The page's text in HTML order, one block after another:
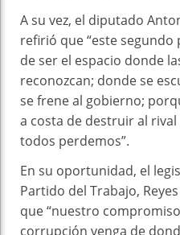
A su vez, el diputado
refirió que “este
de ser el espacio donde
reconozcan; donde se
se frene al gobierno;
a costa de destruir al
todos perdemos”.
En su oportunidad, el
Partido del Trabajo,
que “nuestro
corrupción venga de